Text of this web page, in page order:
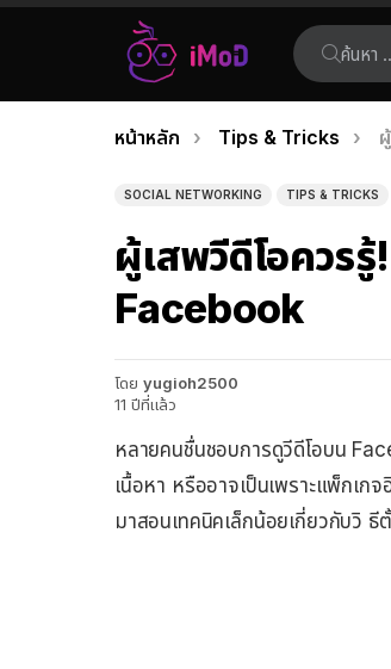
ค้นหา:
เรื่อง
ล่าสุด
คุณอยู่ที่นี่:
หน้าหลัก Tips & Tricks
SOCIAL NETWORKING TIPS & TRICKS
ผู้เสพวีดีโอควร
Facebook
โดย yugioh2500
11 ปีที่แล้ว
หลายคนชื่นชอบการดูวีดีโอบน
เนื้อหา หรืออาจเป็นเพราะแพ็กเก
มาสอนเทคนิคเล็กน้อยเกี่ยวกับวิ